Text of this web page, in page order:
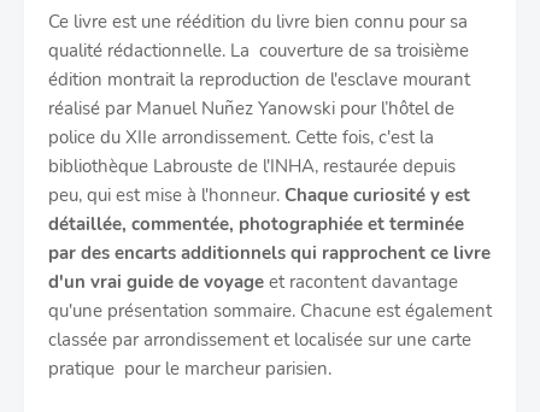
Ce livre est une réédition du livre bien connu pour sa
qualité rédactionnelle. La couverture de sa troisième
édition montrait la reproduction de l'esclave mourant
réalisé par Manuel Nuñez Yanowski pour l’hôtel de
police du XIIe arrondissement. Cette fois, c'est la
bibliothèque Labrouste de l'INHA, restaurée depuis
peu, qui est mise à l'honneur. Chaque curiosité y est
détaillée, commentée, photographiée et terminée
par des encarts additionnels qui rapprochent ce livre
d'un vrai guide de voyage et racontent davantage
qu'une présentation sommaire. Chacune est également
classée par arrondissement et localisée sur une carte
pratique pour le marcheur parisien.